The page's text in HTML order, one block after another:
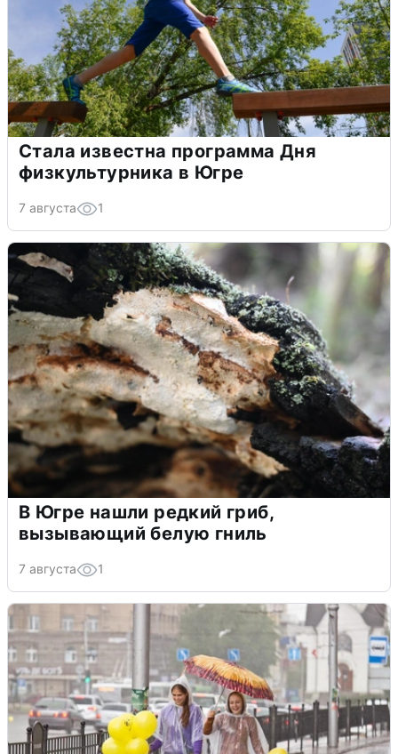
Стала известна программа Дня
физкультурника в Югре
7 августа 1
В Югре нашли редкий гриб,
вызывающий белую гниль
7 августа 1